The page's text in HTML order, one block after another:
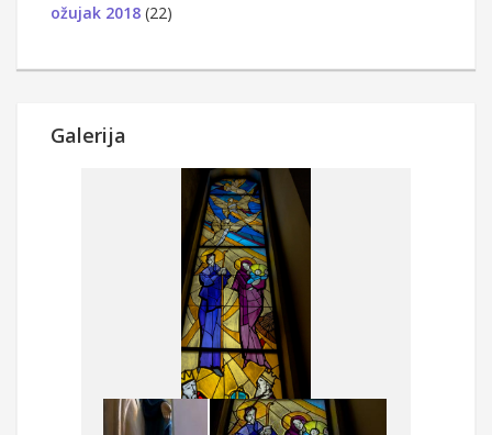
ožujak 2018 (22)
Galerija